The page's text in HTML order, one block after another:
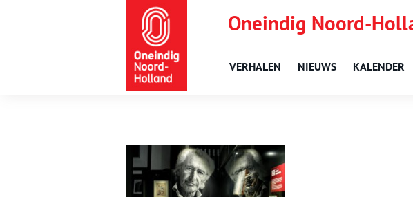
Oneindig Noord-
VERHALEN NIEUWS KALENDER